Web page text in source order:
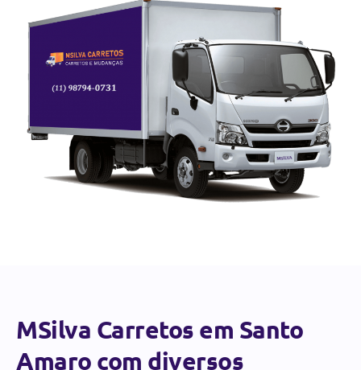
MSilva Carretos em Santo
Amaro com diversos